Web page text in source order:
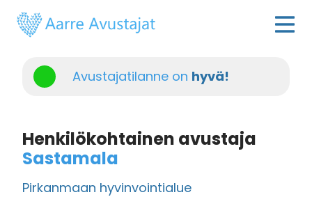
Avustajatilanne on hyvä!
Henkilökohtainen avustaja
Sastamala
Pirkanmaan hyvinvointialue